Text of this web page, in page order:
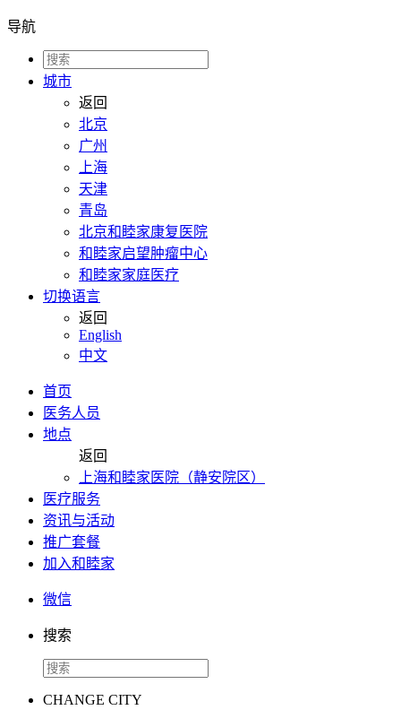
导航
城市
返回
北京
广州
上海
天津
青岛
北京和睦家康复医院
和睦家启望肿瘤中心
和睦家家庭医疗
切换语言
返回
English
中文
首页
医务人员
地点
返回
上海和睦家医院（静安院区）
医疗服务
资讯与活动
推广套餐
加入和睦家
微信
搜索
CHANGE CITY